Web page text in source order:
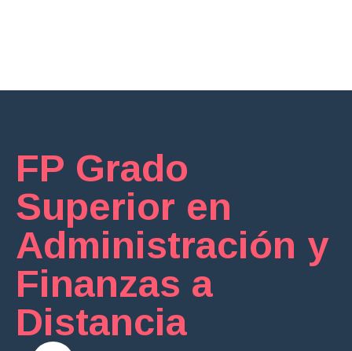
FP Grado
Superior en
Administración y
Finanzas a
Distancia